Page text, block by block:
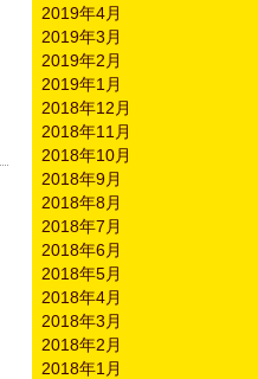
2019年4月
2019年3月
2019年2月
2019年1月
2018年12月
2018年11月
2018年10月
2018年9月
2018年8月
2018年7月
2018年6月
2018年5月
2018年4月
2018年3月
2018年2月
2018年1月